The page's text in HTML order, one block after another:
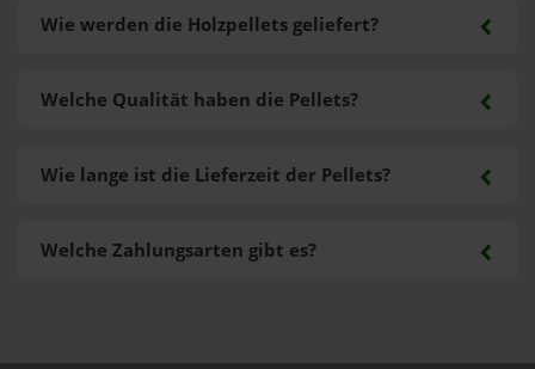
Wie werden die Holzpellets geliefert?
Welche Zahlungsarten gibt es?
Welche Qualität haben die Pellets?
Wie lange ist die Lieferzeit der Pellets?